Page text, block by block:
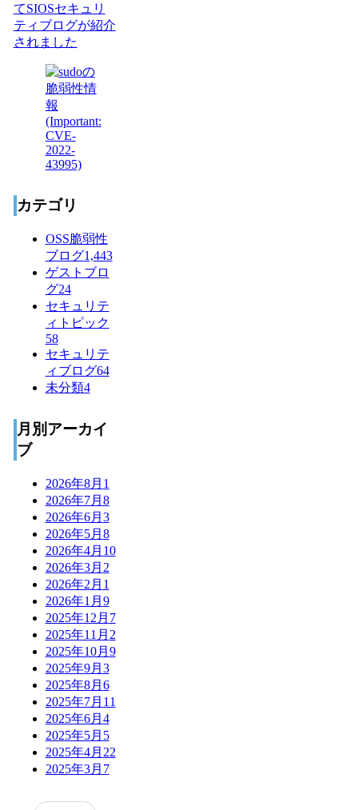
てSIOSセキュリ
ティブログが紹介
されました
カテゴリ
OSS脆弱性
ブログ1,443
ゲストブロ
グ24
セキュリテ
ィトピック
58
セキュリテ
ィブログ64
未分類4
月別アーカイ
ブ
2026年8月 1
2026年7月 8
2026年6月 3
2026年5月 8
2026年4月 10
2026年3月 2
2026年2月 1
2026年1月 9
2025年12月 7
2025年11月 2
2025年10月 9
2025年9月 3
2025年8月 6
2025年7月 11
2025年6月 4
2025年5月 5
2025年4月 22
2025年3月 7